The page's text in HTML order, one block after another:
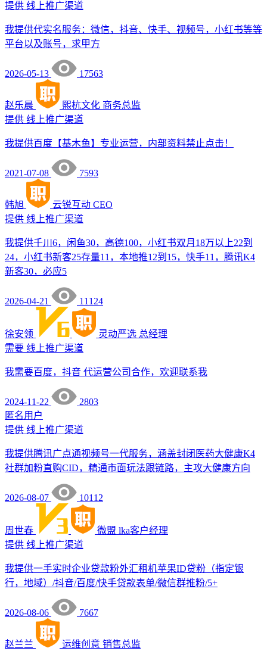
提供 线上推广渠道
我提供代实名服务：微信，抖音、快手、视频号，小红书等等
平台以及账号，求甲方
2026-05-13 17563
赵乐晨 熙杭文化 商务总监
提供 线上推广渠道
我提供百度【基木鱼】专业运营，内部资料禁止点击！
2021-07-08 7593
韩旭 云锐互动 CEO
提供 线上推广渠道
我提供千川6，闲鱼30，高德100，小红书双月18万以上22到
24，小红书新客25存量11，本地推12到15，快手11，腾讯K4
新客30，必应5
2026-04-21 11124
徐安领 灵动严选 总经理
需要 线上推广渠道
我需要百度，抖音 代运营公司合作，欢迎联系我
2024-11-22
2803
匿名用户
提供 线上推广渠道
我提供腾讯广点通视频号一代服务，涵盖封闭医药大健康K4
社群加粉直购CID，精通市面玩法跟链路，主攻大健康方向
2026-08-07 10112
周世春 微盟 lka客户经理
提供 线上推广渠道
我提供一手实时企业贷款粉外汇租机苹果ID贷粉（指定银
行，地域）/抖音/百度/快手贷款表单/微信群推粉/5+
2026-08-06 7667
赵兰兰 运维创意 销售总监